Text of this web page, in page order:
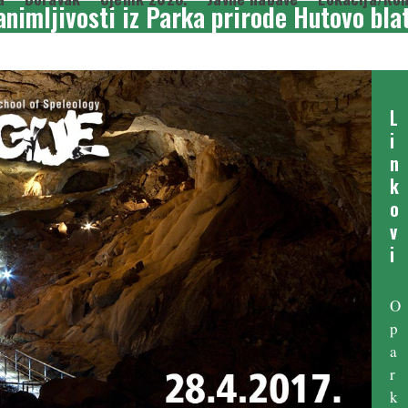
iz Parka prirode Hutovo
L
i
n
k
o
v
i
O
p
a
r
k